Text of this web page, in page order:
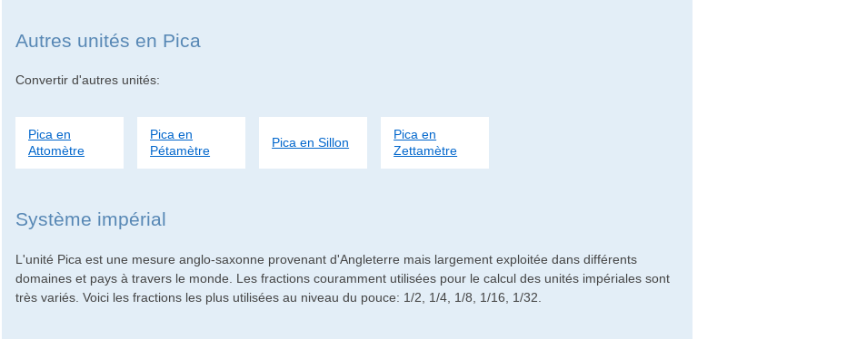
Autres unités en Pica
Convertir d'autres unités:
Pica en
Attomètre
Pica en
Pétamètre
Pica en Sillon
Pica en
Zettamètre
Système impérial
L'unité Pica est une mesure anglo-saxonne provenant d'Angleterre mais largement exploitée dans différents
domaines et pays à travers le monde. Les fractions couramment utilisées pour le calcul des unités impériales sont
très variés. Voici les fractions les plus utilisées au niveau du pouce: 1/2, 1/4, 1/8, 1/16, 1/32.